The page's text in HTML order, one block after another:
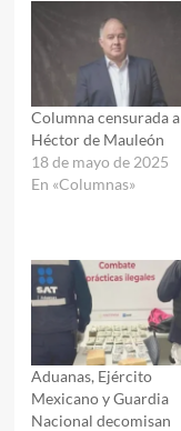
Columna censurada a
Héctor de Mauleón
18 de mayo de 2025
En «Columnas»
Aduanas, Ejército
Mexicano y Guardia
Nacional decomisan